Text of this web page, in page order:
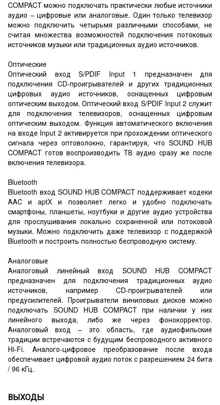
COMPACT можно подключать практически любые источники
аудио – цифровые или аналоговые. Один только телевизор
можно подключить четырьмя различными способами, не
считая множества возможностей подключения потоковых
источников музыки или традиционных аудио источников.
Оптические
Оптический вход S/PDIF Input 1 предназначен для
подключения CD-проигрывателей и других традиционных
цифровых аудио источников, оснащенных цифровым
оптическим выходом. Оптический вход S/PDIF Input 2 служит
для подключения телевизоров, оснащенных цифровым
оптическим выходом. Функция автоматического включения
на входе Input 2 активируется при прохождении оптического
сигнала через оптоволокно, гарантируя, что SOUND HUB
COMPACT готов воспроизводить ТВ аудио сразу же после
включения телевизора.
Bluetooth
Bluetooth вход SOUND HUB COMPACT поддерживает кодеки
ААС и aptX и позволяет легко и удобно подключать
смартфоны, планшеты, ноутбуки и другие аудио устройства
для прослушивания локально сохраненной или потоковой
музыки. Можно подключить даже телевизор с поддержкой
Bluetooth и построить полностью беспроводную систему.
Аналоговые
Аналоговый линейный вход SOUND HUB COMPACT
предназначен для подключения традиционных аудио
источников, например CD-проигрывателей или
предусилителей. Проигрыватели виниловых дисков можно
подключать SOUND HUB COMPACT при наличии у них
линейного выхода, либо же через фонокорректор.
Аналоговый вход – это область, где аудиофильские
традиции встречаются с будущим беспроводного активного
Hi-Fi. Аналого-цифровое преобразование после входа
обеспечивает цифровой аудио поток с разрешением 24 бита
/ 96 кГц.
ВЫХОДЫ